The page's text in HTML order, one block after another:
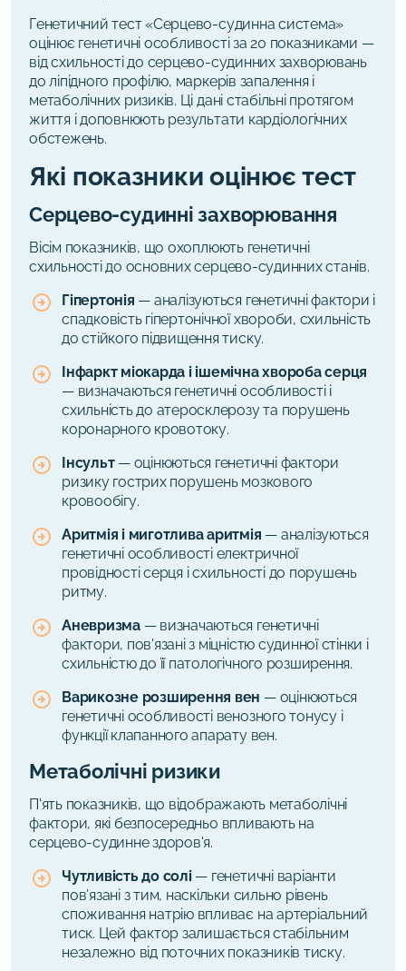
Генетичний тест «Серцево-судинна система»
оцінює генетичні особливості за 20 показниками —
від схильності до серцево-судинних захворювань
до ліпідного профілю, маркерів запалення і
метаболічних ризиків. Ці дані стабільні протягом
життя і доповнюють результати кардіологічних
обстежень.
Які показники оцінює тест
Серцево-судинні захворювання
Вісім показників, що охоплюють генетичні
схильності до основних серцево-судинних станів.
Гіпертонія — аналізуються генетичні фактори і
спадковість гіпертонічної хвороби, схильність
до стійкого підвищення тиску.
Інфаркт міокарда і ішемічна хвороба серця
— визначаються генетичні особливості і
схильність до атеросклерозу та порушень
коронарного кровотоку.
Інсульт— оцінюються генетичні фактори
ризику гострих порушень мозкового
кровообігу.
Аритмія і миготлива аритмія — аналізуються
генетичні особливості електричної
провідності серця і схильності до порушень
ритму.
Аневризма— визначаються генетичні
фактори, пов'язані з міцністю судинної стінки і
схильністю до її патологічного розширення.
Варикозне розширення вен — оцінюються
генетичні особливості венозного тонусу і
функції клапанного апарату вен.
Метаболічні ризики
П'ять показників, що відображають метаболічні
фактори, які безпосередньо впливають на
серцево-судинне здоров'я.
Чутливість до солі— генетичні варіанти
пов’язані з тим, наскільки сильно рівень
споживання натрію впливає на артеріальний
тиск. Цей фактор залишається стабільним
незалежно від поточних показників тиску.